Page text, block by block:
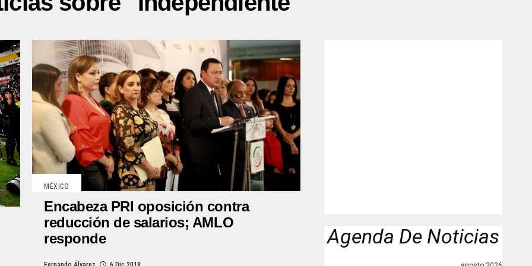
MÉXICO
Encabeza PRI oposición contra
reducción de salarios; AMLO
responde
Agenda De Noticias